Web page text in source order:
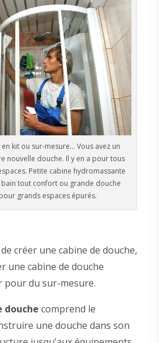
kit ou sur-mesure… Vous avez un
nouvelle douche. Il y en a pour tous
Petite cabine hydromassante
tout confort ou grande douche
grands espaces épurés.
créer une cabine de douche,
une cabine de douche
du sur-mesure.
douche comprend le
une douche dans son